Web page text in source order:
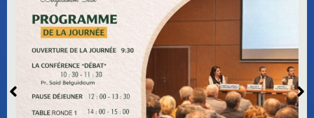
18 June 2026 No Comments
Read More